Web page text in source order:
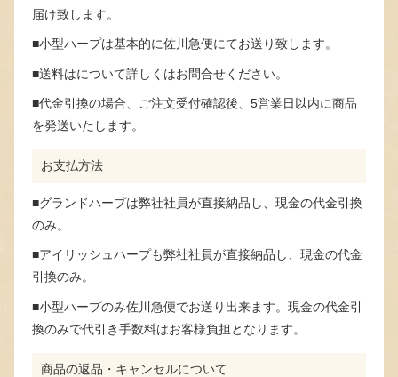
届け致します。
■小型ハープは基本的に佐川急便にてお送り致します。
■送料はについて詳しくはお問合せください。
■代金引換の場合、ご注文受付確認後、5営業日以内に商品
を発送いたします。
お支払方法
■グランドハープは弊社社員が直接納品し、現金の代金引換
のみ。
■アイリッシュハープも弊社社員が直接納品し、現金の代金
引換のみ。
■小型ハープのみ佐川急便でお送り出来ます。現金の代金引
換のみで代引き手数料はお客様負担となります。
商品の返品・キャンセルについて